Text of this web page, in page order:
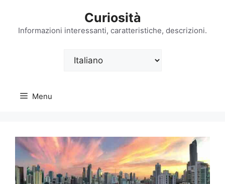
contenuto
Curiosità
Informazioni interessanti, caratteristiche, descrizioni.
Scegli
Menu